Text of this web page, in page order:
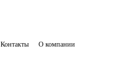
Контакты О компании